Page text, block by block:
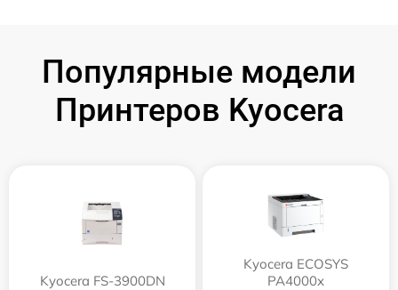
Популярные модели
Принтеров Kyocera
Kyocera FS-3900DN
Kyocera ECOSYS
PA4000x